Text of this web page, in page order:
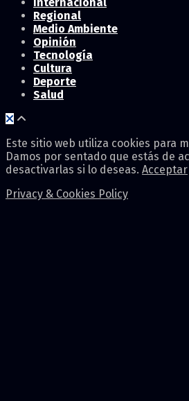
Regional
Medio Ambiente
Opinión
Tecnología
Cultura
Deporte
Salud
Este sitio web utiliza cookies para
Damos por sentado que estás de
desactivarlas si lo deseas. Acceptar
Privacy & Cookies Policy